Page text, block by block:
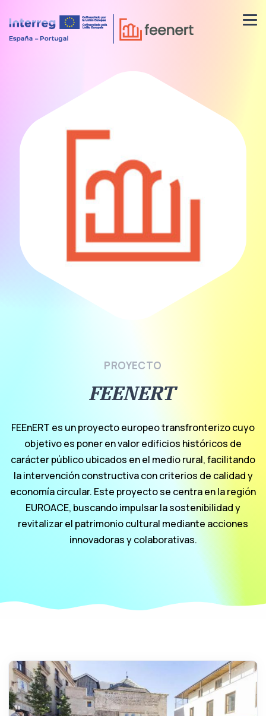
PROYECTO
FEENERT
FEEnERT es un proyecto europeo transfronterizo cuyo
objetivo es poner en valor edificios históricos de
carácter público ubicados en el medio rural, facilitando
la intervención constructiva con criterios de calidad y
economía circular. Este proyecto se centra en la región
EUROACE, buscando impulsar la sostenibilidad y
revitalizar el patrimonio cultural mediante acciones
innovadoras y colaborativas.